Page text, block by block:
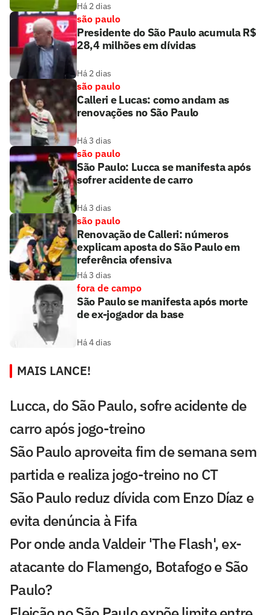
Há 2 dias
são paulo
Presidente do São Paulo acumula R$
28,4 milhões em dívidas
Há 2 dias
são paulo
Calleri e Lucas: como andam as
renovações no São Paulo
Há 3 dias
são paulo
São Paulo: Lucca se manifesta após
sofrer acidente de carro
Há 3 dias
são paulo
Renovação de Calleri: números
explicam aposta do São Paulo em
referência ofensiva
Há 3 dias
fora de campo
São Paulo se manifesta após morte
de ex-jogador da base
Há 4 dias
MAIS LANCE!
Lucca, do São Paulo, sofre acidente de
carro após jogo-treino
São Paulo aproveita fim de semana sem
partida e realiza jogo-treino no CT
São Paulo reduz dívida com Enzo Díaz e
evita denúncia à Fifa
Por onde anda Valdeir 'The Flash', ex-
atacante do Flamengo, Botafogo e São
Paulo?